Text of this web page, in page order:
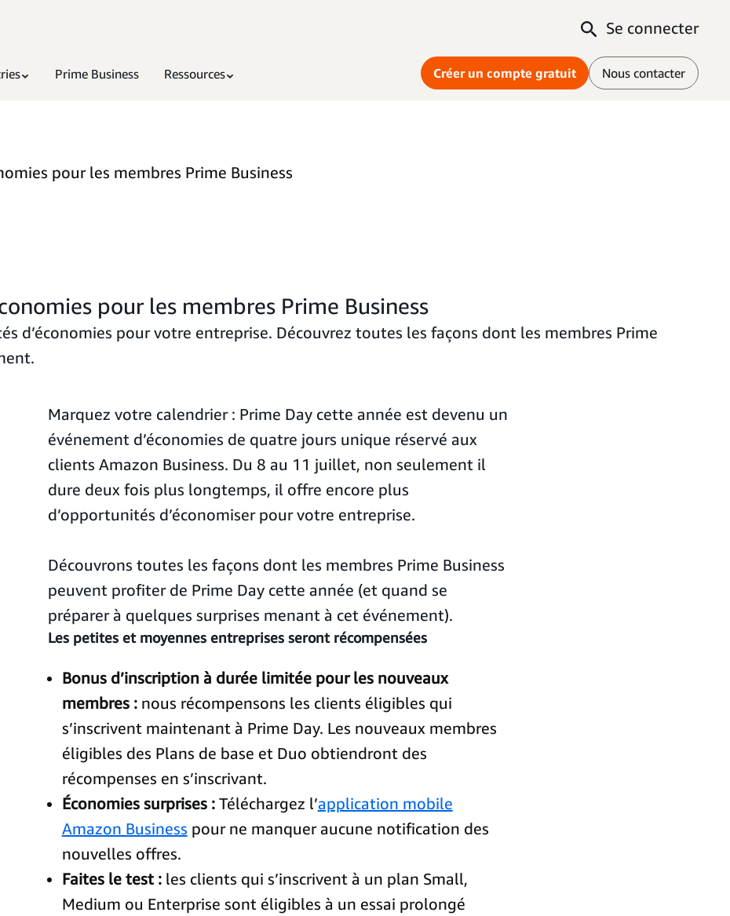
Se connecter
Prime Business Ressources Créer un compte gratuit Nous contacter
pour les membres Prime Business
pour les membres Prime Business
d’économies pour votre entreprise. Découvrez toutes les façons dont les membres Prime
Marquez votre calendrier : Prime Day cette année est devenu un
événement d’économies de quatre jours unique réservé aux
clients Amazon Business. Du 8 au 11 juillet, non seulement il
dure deux fois plus longtemps, il offre encore plus
d’opportunités d’économiser pour votre entreprise.
Découvrons toutes les façons dont les membres Prime Business
peuvent profiter de Prime Day cette année (et quand se
préparer à quelques surprises menant à cet événement).
Les petites et moyennes entreprises seront récompensées
Bonus d’inscription à durée limitée pour les nouveaux
membres : nous récompensons les clients éligibles qui
s’inscrivent maintenant à Prime Day. Les nouveaux membres
éligibles des Plans de base et Duo obtiendront des
récompenses en s’inscrivant.
Économies surprises : Téléchargez l’application mobile
Amazon Business pour ne manquer aucune notification des
nouvelles offres.
Faites le test : les clients qui s’inscrivent à un plan Small,
Medium ou Enterprise sont éligibles à un essai prolongé